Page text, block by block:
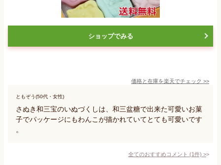
ショップでみる
価格と在庫を楽天でチェック >>
ともぞう(50代・女性)
さぬき和三宝のいぬづくしは、和三盆糖で出来た可愛いお菓
子でパッケージにもわんこが描かれていてとても可愛いです
。
全てのおすすめコメント (1件) >